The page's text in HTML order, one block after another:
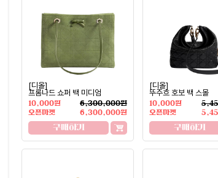
[디올]
프롬나드 쇼퍼 백 미디엄
10,000원
6,300,000원
오픈마켓
6,300,000원
구매하기
[디올]
뚜주흐 호보 백 스몰
10,000원
오픈마켓
구매하기